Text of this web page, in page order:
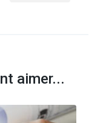
aimer...